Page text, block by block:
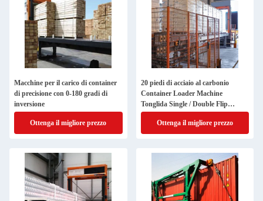
Macchine per il carico di container
di precisione con 0-180 gradi di
inversione
Ottenga il migliore prezzo
20 piedi di acciaio al carbonio
Container Loader Machine
Tonglida Single / Double Flip
Adaptabile Flip Angles
Ottenga il migliore prezzo